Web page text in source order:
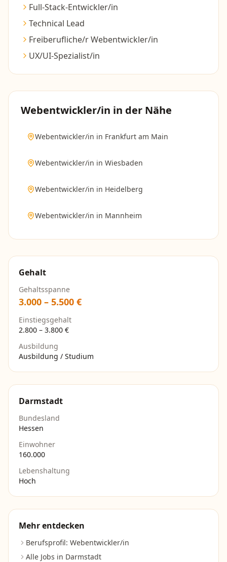
Full-Stack-Entwickler/in
Technical Lead
Freiberufliche/r Webentwickler/in
UX/UI-Spezialist/in
Webentwickler/in in der Nähe
Webentwickler/in in Frankfurt am Main
Webentwickler/in in Wiesbaden
Webentwickler/in in Heidelberg
Webentwickler/in in Mannheim
Gehalt
Gehaltsspanne
3.000 – 5.500 €
Einstiegsgehalt
2.800 – 3.800 €
Ausbildung
Ausbildung / Studium
Darmstadt
Bundesland
Hessen
Einwohner
160.000
Lebenshaltung
Hoch
Mehr entdecken
Berufsprofil: Webentwickler/in
Alle Jobs in Darmstadt